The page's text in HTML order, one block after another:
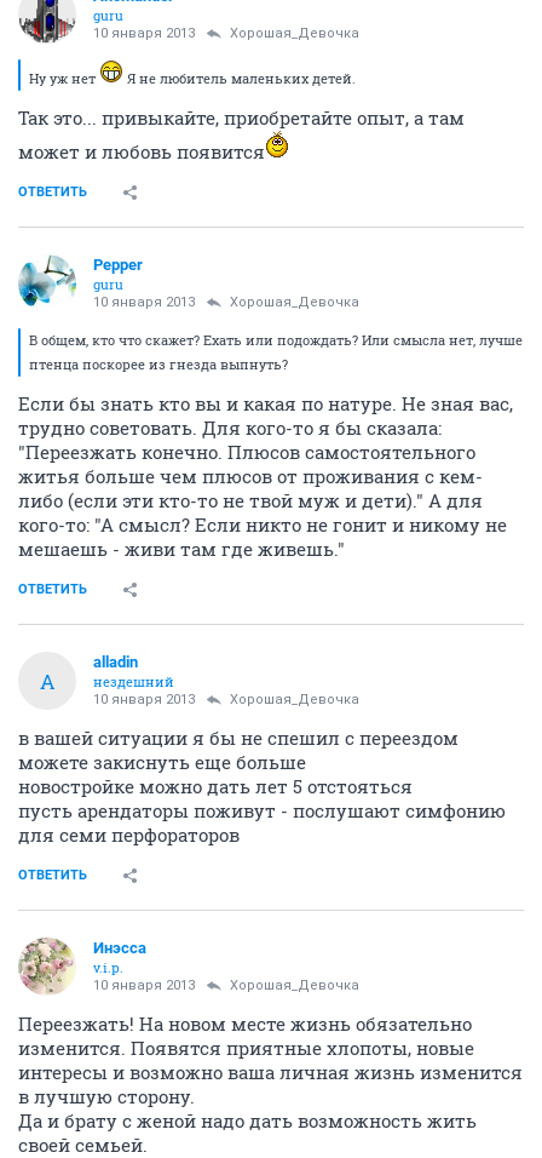
guru
10 января 2013 Хорошая_Девочка
Ну уж нет Я не любитель маленьких детей.
Так это... привыкайте, приобретайте опыт, а там
может и любовь появится
ОТВЕТИТЬ
Pepper
guru
10 января 2013 Хорошая_Девочка
В общем, кто что скажет? Ехать или подождать? Или смысла нет, лучше
птенца поскорее из гнезда выпнуть?
Если бы знать кто вы и какая по натуре. Не зная вас,
трудно советовать. Для кого-то я бы сказала:
"Переезжать конечно. Плюсов самостоятельного
житья больше чем плюсов от проживания с кем-
либо (если эти кто-то не твой муж и дети)." А для
кого-то: "А смысл? Если никто не гонит и никому не
мешаешь - живи там где живешь."
ОТВЕТИТЬ
A
alladin
нездешний
10 января 2013 Хорошая_Девочка
в вашей ситуации я бы не спешил с переездом
можете закиснуть еще больше
новостройке можно дать лет 5 отстояться
пусть арендаторы поживут - послушают симфонию
для семи перфораторов
ОТВЕТИТЬ
Инэсса
v.i.p.
10 января 2013 Хорошая_Девочка
Переезжать! На новом месте жизнь обязательно
изменится. Появятся приятные хлопоты, новые
интересы и возможно ваша личная жизнь изменится
в лучшую сторону.
Да и брату с женой надо дать возможность жить
своей семьей.